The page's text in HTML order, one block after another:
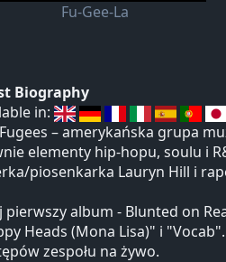
Fu-Gee-La
Biography
in:
– amerykańska grupa
elementy hip-hopu, soulu i
piosenkarka Lauryn Hill i
pierwszy album - Blunted on
Heads (Mona Lisa)" i
zespołu na żywo.